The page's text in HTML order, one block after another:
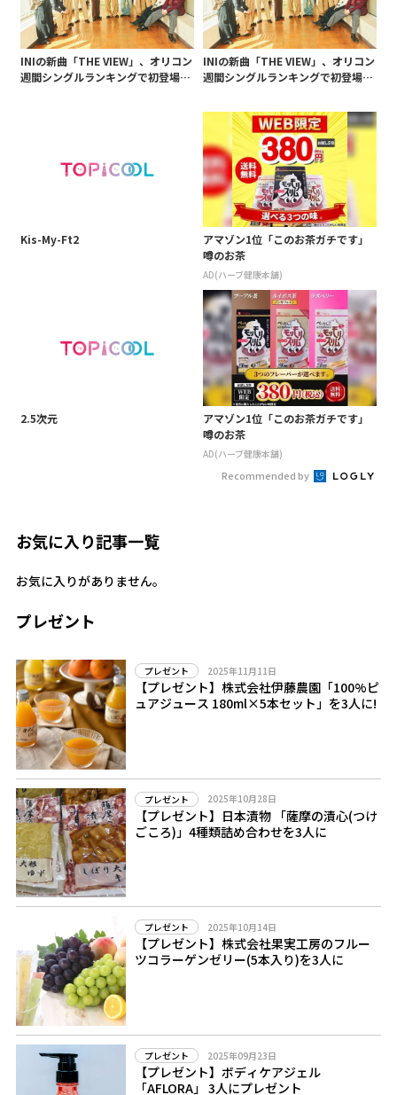
INIの新曲「THE VIEW」、オリコン
週間シングルランキングで初登場1
INIの新曲「THE VIEW」、オリコン
週間シングルランキングで初登場1
Kis-My-Ft2
アマゾン1位「このお茶ガチです」
噂のお茶
AD(ハーブ健康本舗)
2.5次元
アマゾン1位「このお茶ガチです」
噂のお茶
AD(ハーブ健康本舗)
Recommended by
お気に入り記事一覧
お気に入りがありません。
プレゼント
プレゼント 2025年11月11日
【プレゼント】株式会社伊藤農園「100%ピ
ュアジュース 180ml×5本セット」を3人に!
プレゼント 2025年10月28日
【プレゼント】日本漬物 「薩摩の漬心(つけ
ごころ)」4種類詰め合わせを3人に
プレゼント 2025年10月14日
【プレゼント】株式会社果実工房のフルー
ツコラーゲンゼリー(5本入り)を3人に
プレゼント 2025年09月23日
【プレゼント】ボディケアジェル
「AFLORA」 3人にプレゼント